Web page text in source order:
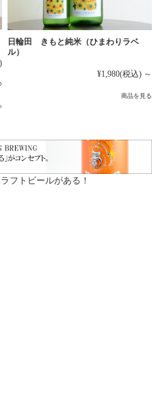
日輪田 きもと純米（ひまわりラベ
ル）
¥1,980(税込) ～
商品を見る
フトビールがある！